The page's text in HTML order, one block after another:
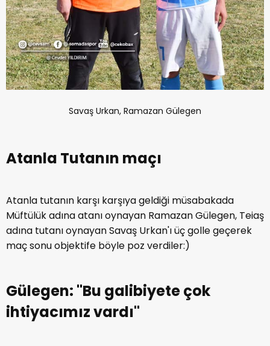
Savaş Urkan, Ramazan Gülegen
Atanla Tutanın maçı
Atanla tutanın karşı karşıya geldiği müsabakada
Müftülük adına atanı oynayan Ramazan Gülegen, Teiaş
adına tutanı oynayan Savaş Urkan'ı üç golle geçerek
maç sonu objektife böyle poz verdiler:)
Gülegen: ''Bu galibiyete çok
ihtiyacımız vardı''